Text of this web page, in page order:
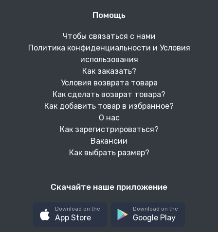
Помощь
Чтобы связаться с нами
Политика конфиденциальности и Условия
использования
Как заказать?
Условия возврата товара
Как сделать возврат товара?
Как добавить товар в избранное?
О нас
Как зарегистрироваться?
Вакансии
Как выбрать размер?
Скачайте наше приложение
Download on the
App Store
Download on the
Google Play